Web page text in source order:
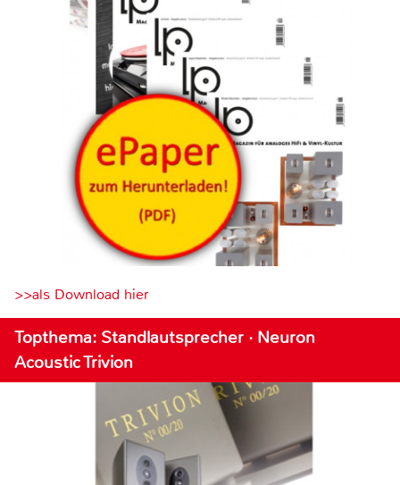
>>als Download hier
Topthema: Standlautsprecher · Neuron
Acoustic Trivion